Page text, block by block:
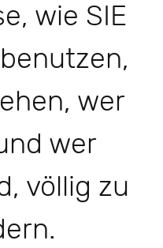
wie SIE
wer
wer
völlig zu